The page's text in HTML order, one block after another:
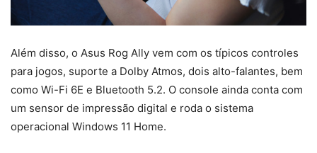
Além disso, o Asus Rog Ally vem com os típicos controles
para jogos, suporte a Dolby Atmos, dois alto-falantes, bem
como Wi-Fi 6E e Bluetooth 5.2. O console ainda conta com
um sensor de impressão digital e roda o sistema
operacional Windows 11 Home.